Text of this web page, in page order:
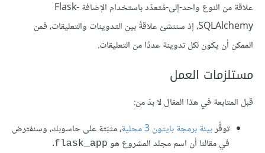
علاقة من النوع واحد-إلى-مُتعدّد باستخدام الإضافة Flask-
SQLAlchemy، إذ سننشئ علاقةً بين التدوينات والتعليقات، فمن
الممكن أن يكون لكل تدوينة عددًا من التعليقات.
مستلزمات العمل
قبل المتابعة في هذا المقال لا بدّ من:
توفُّربيئة برمجة بايثون 3 محلية
، مثبّتة على حاسوبك، وسنفترض
في مقالنا أن اسم مجلد المشروع هو flask_app
.